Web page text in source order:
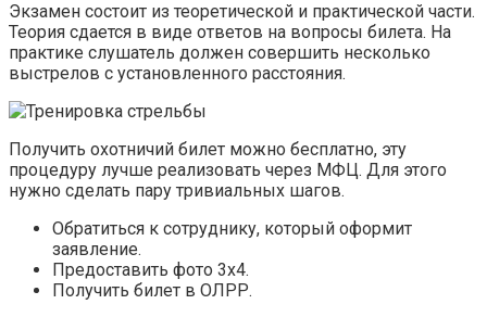
Экзамен состоит из теоретической и практической части.
Теория сдается в виде ответов на вопросы билета. На
практике слушатель должен совершить несколько
выстрелов с установленного расстояния.
Получить охотничий билет можно бесплатно, эту
процедуру лучше реализовать через МФЦ. Для этого
нужно сделать пару тривиальных шагов.
Обратиться к сотруднику, который оформит
заявление.
Предоставить фото 3х4.
Получить билет в ОЛРР.